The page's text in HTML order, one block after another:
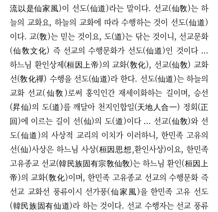
流以是仙家風)이 선도(仙道)라는 말이다. 선교(仙敎)는 하
늘의 교화요, 하늘의 교화에 따라 수행하는 것이 선도(仙道)
이다. 교(敎)는 믿는 것이요, 도(道)는 닦는 것이니, 선교문화
(仙敎文化) 즉 선교의 수행문화가 선도(仙道)인 것이다 ...
하느님 환인상제(桓因上帝)의 교화(敎化), 선교(仙敎) 교화
선(敎化禪) 수행을 선도(仙道)라 한다. 선도(仙道)는 하늘의
교화 선교(仙敎)로써 홍익인간 재세이화하는 길이며, 승선
(昇仙)의 도(道)를 깨달아 천지인합일(天地人合一) 정회(正
回)에 이르는 길이 선(仙)의 도(道)이다 ... 선교(仙敎)와 선
도(仙道)의 사상적 교리의 이치가 이러하니, 한민족 고유의
선(仙)사상은 하느님 사상(桓因思想,환인사상)이요, 한민족
고유종교 선교(韓民族固有宗敎仙敎)는 하느님 환인(桓因上
帝)의 교화(敎化)이며, 한민족 고유종교 선교의 수행문화 즉
선교 교화선 풍류이시 선가풍(仙家風)을 한민족 고유 선도
(韓民族固有仙道)라 하는 것이다. 선교 수행자는 선교 풍류